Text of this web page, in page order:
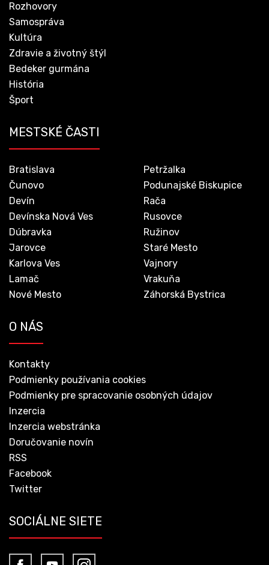
Rozhovory
Samospráva
Kultúra
Zdravie a životný štýl
Bedeker gurmána
História
Šport
MESTSKÉ ČASTI
Bratislava
Čunovo
Devín
Devínska Nová Ves
Dúbravka
Jarovce
Karlova Ves
Lamač
Nové Mesto
Petržalka
Podunajské Biskupice
Rača
Rusovce
Ružinov
Staré Mesto
Vajnory
Vrakuňa
Záhorská Bystrica
O NÁS
Kontakty
Podmienky používania cookies
Podmienky pre spracovanie osobných údajov
Inzercia
Inzercia webstránka
Doručovanie novín
RSS
Facebook
Twitter
SOCIÁLNE SIETE